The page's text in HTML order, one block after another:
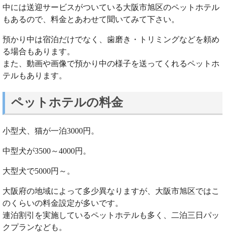
中には送迎サービスがついている大阪市旭区のペットホテル
もあるので、料金とあわせて聞いてみて下さい。
預かり中は宿泊だけでなく、歯磨き・トリミングなどを頼め
る場合もあります。
また、動画や画像で預かり中の様子を送ってくれるペットホ
テルもあります。
ペットホテルの料金
小型犬、猫が一泊3000円。
中型犬が3500～4000円。
大型犬で5000円～。
大阪府の地域によって多少異なりますが、大阪市旭区ではこ
のくらいの料金設定が多いです。
連泊割引を実施しているペットホテルも多く、二泊三日パッ
クプランなども。